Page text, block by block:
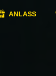
ANLASS